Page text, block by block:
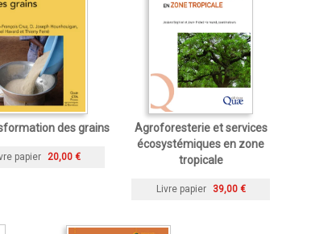
des grains
papier 20,00 €
Agroforesterie et services
écosystémiques en zone
tropicale
Livre papier 39,00 €